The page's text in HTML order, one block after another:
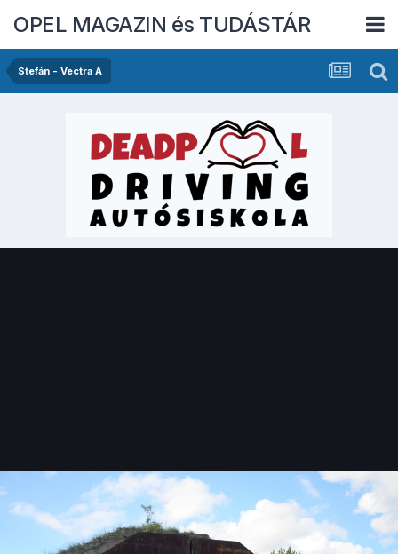
OPEL MAGAZIN és TUDÁSTÁR
Stefán - Vectra A